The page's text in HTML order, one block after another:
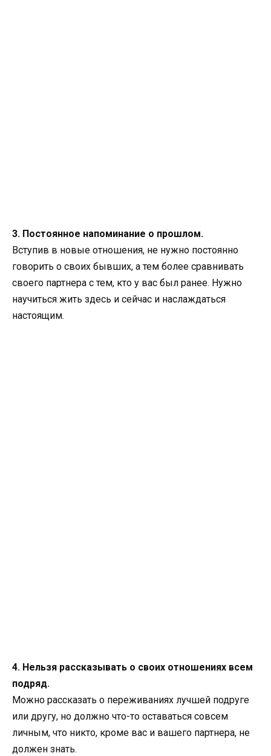
3. Постоянное напоминание о прошлом.
Вступив в новые отношения, не нужно постоянно
говорить о своих бывших, а тем более сравнивать
своего партнера с тем, кто у вас был ранее. Нужно
научиться жить здесь и сейчас и наслаждаться
настоящим.
4. Нельзя рассказывать о своих отношениях всем
подряд.
Можно рассказать о переживаниях лучшей подруге
или другу, но должно что-то оставаться совсем
личным, что никто, кроме вас и вашего партнера, не
должен знать.